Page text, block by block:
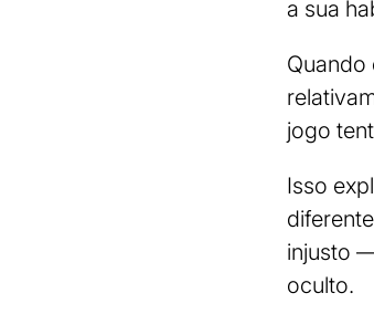
a sua
Quando
jogo
Isso
injusto
oculto.